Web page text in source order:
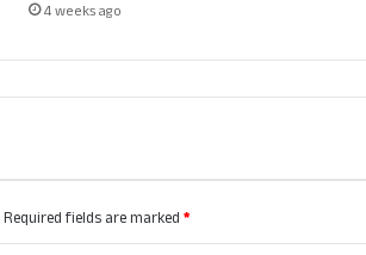
4 weeks ago
Required fields are marked *